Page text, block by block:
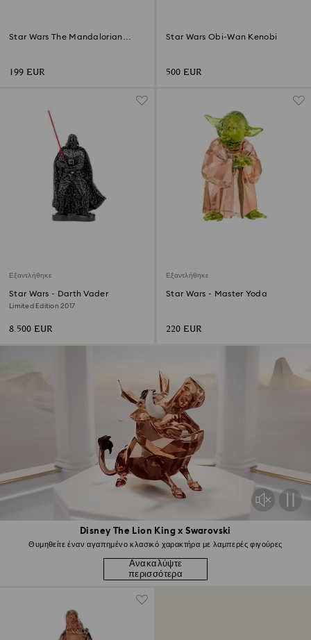
Disney The Lion King x Swarovski
Θυμηθείτε έναν αγαπημένο κλασικό χαρακτήρα με λαμπερές φιγούρες
Ανακαλύψτε
περισσότερα
Star Wars The Mandalorian
199 EUR
Star Wars Obi-Wan Kenobi
500 EUR
Εξαντλήθηκε
Star Wars - Darth Vader
Limited Edition 2017
8.500 EUR
Εξαντλήθηκε
Star Wars - Master Yoda
220 EUR